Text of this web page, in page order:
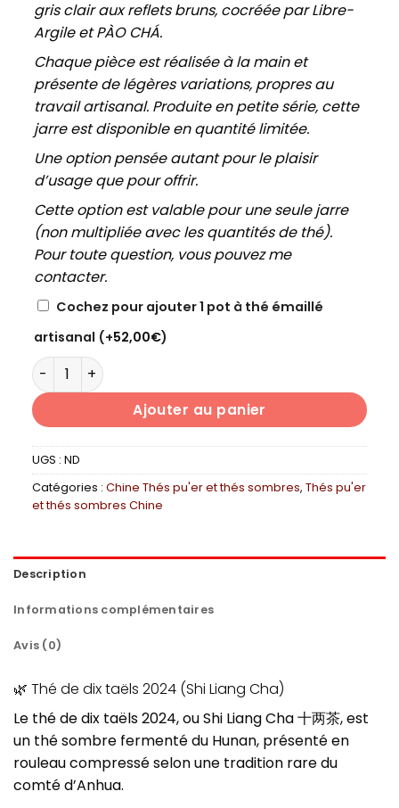
gris clair aux reflets bruns, cocréée par Libre-
Argile et PÀO CHÁ.
Chaque pièce est réalisée à la main et
présente de légères variations, propres au
travail artisanal. Produite en petite série, cette
jarre est disponible en quantité limitée.
Une option pensée autant pour le plaisir
d’usage que pour offrir.
Cette option est valable pour une seule jarre
(non multipliée avec les quantités de thé).
Pour toute question, vous pouvez me
contacter.
Cochez pour ajouter 1 pot à thé émaillé
artisanal (+52,00€)
quantité de THÉ DE DIX TAËLS 2024 (SHI LIANG CHA)
Ajouter au panier
UGS : ND
Catégories : Chine Thés pu'er et thés sombres, Thés pu'er
et thés sombres Chine
Description
Informations complémentaires
Avis (0)
🌿 Thé de dix taëls 2024 (Shi Liang Cha)
Le thé de dix taëls 2024, ou Shi Liang Cha 十两茶, est
un thé sombre fermenté du Hunan, présenté en
rouleau compressé selon une tradition rare du
comté d’Anhua.